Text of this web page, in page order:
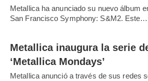
Metallica ha anunciado su nuevo álbum
San Francisco Symphony: S&M2. Este…
Metallica inaugura la serie
‘Metallica Mondays’
Metallica anunció a través de sus redes